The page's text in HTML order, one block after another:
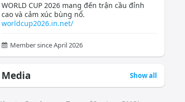
WORLD CUP 2026 mang đến trận cầu đỉnh
cao và cảm xúc bùng nổ.
worldcup2026.in.net/
Member since April 2026
Media Show all